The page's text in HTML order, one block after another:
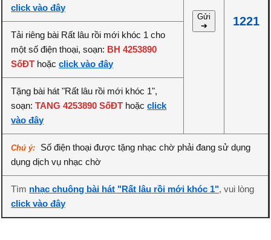
Gửi
➔
1221
click vào đây
Tải riêng bài Rất lâu rồi mới khóc 1 cho
một số điện thoại, soạn: BH 4253890
SốĐT hoặcclick vào đây
Tặng bài hát "Rất lâu rồi mới khóc 1",
soạn:TANG 4253890 SốĐT hoặcclick
vào đây
Chú ý:
Số điện thoại được tặng nhạc chờ phải đang sử dụng
dụng dịch vụ nhạc chờ
Tìm nhạc chuông bài hát "Rất lâu rồi mới khóc 1", vui lòng
click vào đây